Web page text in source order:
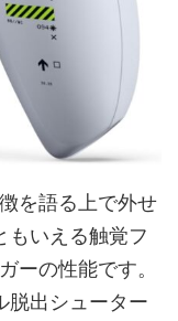
を語る上で外せ
もいえる触覚フ
ーの性能です。
脱出シューター